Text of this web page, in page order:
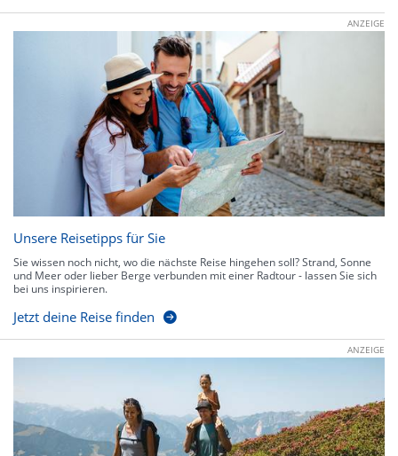
ANZEIGE
Unsere Reisetipps für Sie
Sie wissen noch nicht, wo die nächste Reise hingehen soll? Strand, Sonne
und Meer oder lieber Berge verbunden mit einer Radtour - lassen Sie sich
bei uns inspirieren.
Jetzt deine Reise finden
ANZEIGE